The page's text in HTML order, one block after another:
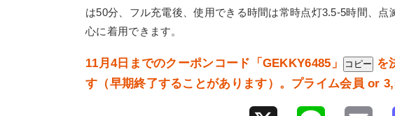
は50分、フル充電後、使用できる時間は常時点灯3.5-5時間、
心に着用できます。
11月4日までのクーポンコード「 GEKKY6485 」 コピーを
す（早期終了することがあります）。プライム会員 or